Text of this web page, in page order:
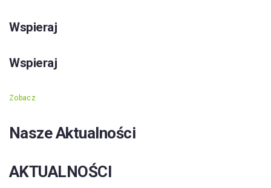
Wspieraj
Wspieraj
Zobacz
Nasze Aktualności
AKTUALNOŚCI